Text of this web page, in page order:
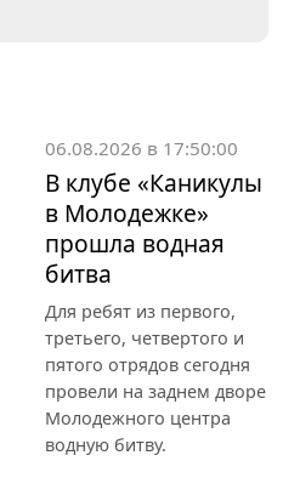
06.08.2026 в 17:50:00
В клубе «Каникулы
в Молодежке»
прошла водная
битва
Для ребят из первого,
третьего, четвертого и
пятого отрядов сегодня
провели на заднем дворе
Молодежного центра
водную битву.